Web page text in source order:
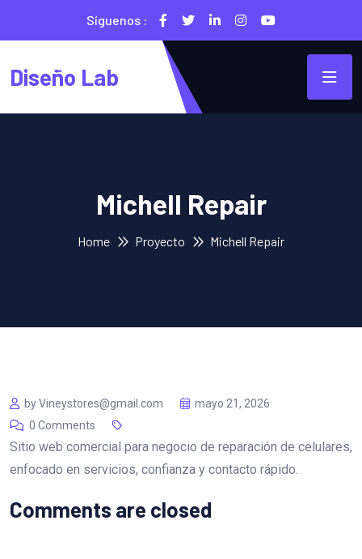
Síguenos :
Diseño Lab
Michell Repair
Home Proyecto Michell Repair
by Vineystores@gmail.com
mayo 21, 2026
0 Comments
Sitio web comercial para negocio de reparación de celulares,
enfocado en servicios, confianza y contacto rápido.
Comments are closed